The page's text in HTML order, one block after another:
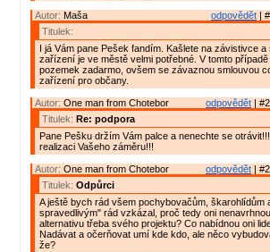
odpovědět |
Autor: Maša
Titulek:
I já Vám pane Pešek fandím. Kašlete na závistivce a
zařízení je ve městě velmi potřebné. V tomto
pozemek zadarmo, ovšem se závaznou smlouvou
zařízení pro občany.
odpovědět |
Autor: One man from Chotebor
Titulek: Re: podpora
Pane Pešku držím Vám palce a nenechte se
realizaci Vašeho záměru!!!
odpovědět |
Autor: One man from Chotebor
Titulek: Odpůrci
A ještě bych rád všem pochybovačům, škarohlídům
spravedlivým" rád vzkázal, proč tedy oni
alternativu třeba svého projektu? Co nabídnou oni
Nadávat a očerňovat umí kde kdo, ale něco
že?